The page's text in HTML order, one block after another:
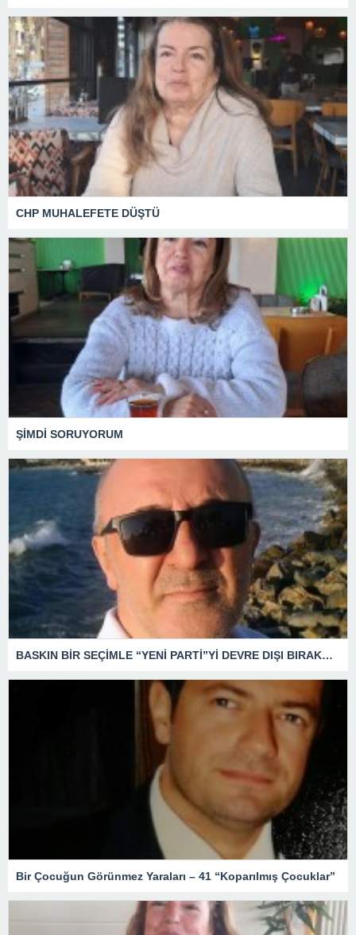
CHP MUHALEFETE DÜŞTÜ
ŞİMDİ SORUYORUM
BASKIN BİR SEÇİMLE “YENİ PARTİ”Yİ DEVRE DIŞI BIRAKMAK İÇİN DÜĞMEYE Mİ BASILDI?
Bir Çocuğun Görünmez Yaraları – 41 “Koparılmış Çocuklar”